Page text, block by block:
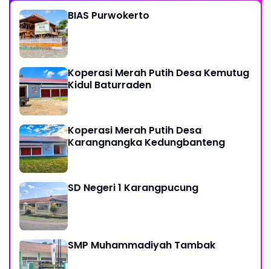
BIAS Purwokerto
Koperasi Merah Putih Desa Kemutug
Kidul Baturraden
Koperasi Merah Putih Desa
Karangnangka Kedungbanteng
SD Negeri 1 Karangpucung
SMP Muhammadiyah Tambak